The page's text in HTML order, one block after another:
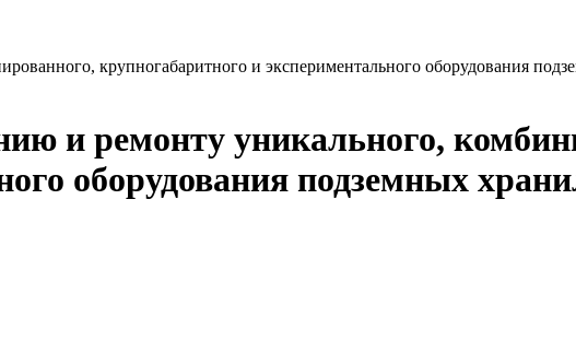
крупногабаритного и экспериментального оборудования
и ремонту уникального,
оборудования подземных